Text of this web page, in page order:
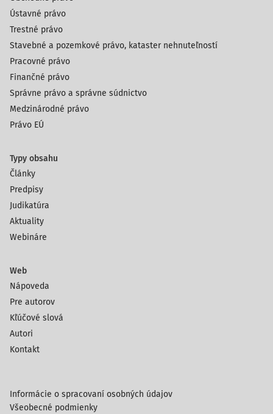
Ústavné právo
Trestné právo
Stavebné a pozemkové právo, kataster nehnuteľností
Pracovné právo
Finančné právo
Správne právo a správne súdnictvo
Medzinárodné právo
Právo EÚ
Typy obsahu
Články
Predpisy
Judikatúra
Aktuality
Webináre
Web
Nápoveda
Pre autorov
Kľúčové slová
Autori
Kontakt
Informácie o spracovaní osobných údajov
Všeobecné podmienky